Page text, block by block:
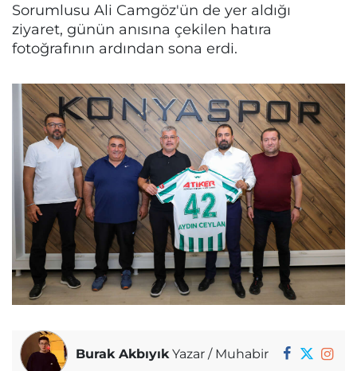
Sorumlusu Ali Camgöz'ün de yer aldığı
ziyaret, günün anısına çekilen hatıra
fotoğrafının ardından sona erdi.
Burak AkbıyıkYazar / Muhabir